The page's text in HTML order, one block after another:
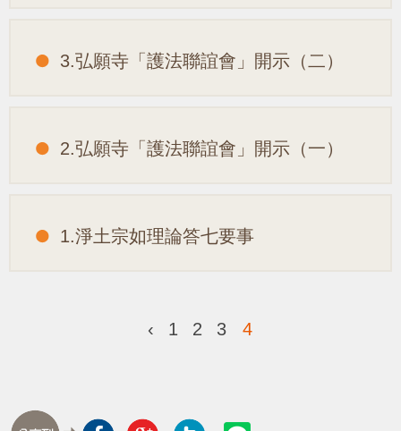
3.弘願寺「護法聯誼會」開示（二）
2.弘願寺「護法聯誼會」開示（一）
1.淨土宗如理論答七要事
‹ 1 2 3 4